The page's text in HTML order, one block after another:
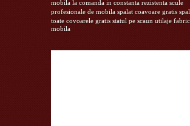
mobila la comanda in constanta rezistenta scule
profesionale de mobila spalat coavoare gratis
toate covoarele gratis statul pe scaun utilaje
mobila